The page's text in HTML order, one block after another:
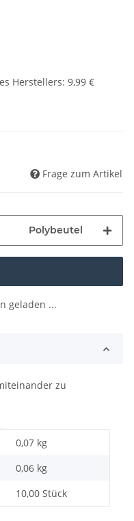
Herstellers: 9,99 €
Frage zum Artikel
Polybeutel
geladen ...
zu
0,07 kg
0,06 kg
10,00 Stück